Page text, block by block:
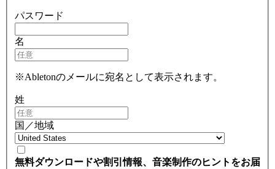
パスワード
名
※Abletonのメールに宛名として表示されます。
姓
国／地域
無料ダウンロードや割引情報、音楽制作のヒントをお届